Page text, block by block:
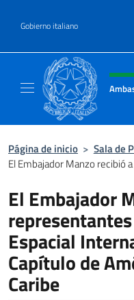
Gobierno italiano
Encabezado
Página de inicio > Sala de
El Embajador Manzo recibió
El Embajador
Espacial
Capítulo de
Caribe